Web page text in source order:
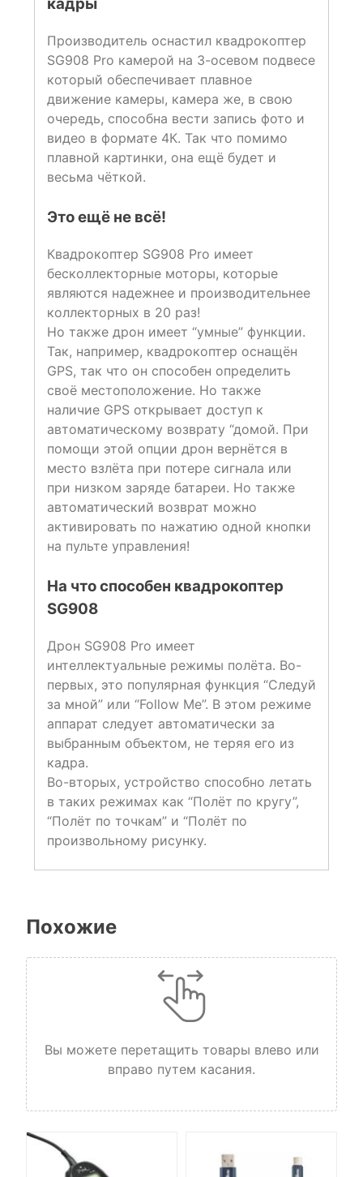
кадры
Производитель оснастил квадрокоптер
SG908 Pro камерой на 3-осевом подвесе
который обеспечивает плавное
движение камеры, камера же, в свою
очередь, способна вести запись фото и
видео в формате 4К. Так что помимо
плавной картинки, она ещё будет и
весьма чёткой.
Это ещё не всё!
Квадрокоптер SG908 Pro имеет
бесколлекторные моторы, которые
являются надежнее и производительнее
коллекторных в 20 раз!
Но также дрон имеет “умные” функции.
Так, например, квадрокоптер оснащён
GPS, так что он способен определить
своё местоположение. Но также
наличие GPS открывает доступ к
автоматическому возврату “домой. При
помощи этой опции дрон вернётся в
место взлёта при потере сигнала или
при низком заряде батареи. Но также
автоматический возврат можно
активировать по нажатию одной кнопки
на пульте управления!
На что способен квадрокоптер
SG908
Дрон SG908 Pro имеет
интеллектуальные режимы полёта. Во-
первых, это популярная функция “Следуй
за мной” или “Follow Me”. В этом режиме
аппарат следует автоматически за
выбранным объектом, не теряя его из
кадра.
Во-вторых, устройство способно летать
в таких режимах как “Полёт по кругу”,
“Полёт по точкам” и “Полёт по
произвольному рисунку.
Похожие
Вы можете перетащить товары влево или
вправо путем касания.